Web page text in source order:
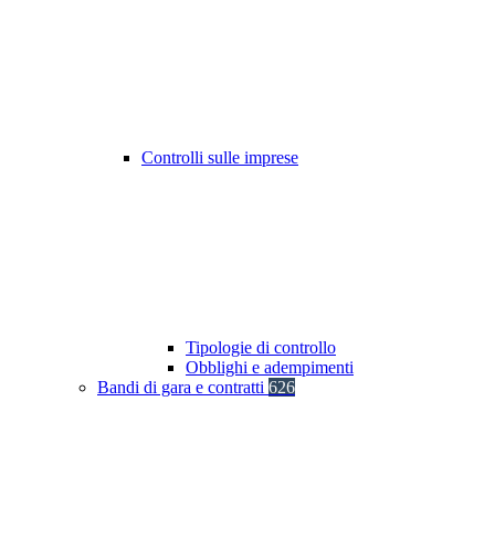
Controlli sulle imprese
Tipologie di controllo
Obblighi e adempimenti
Bandi di gara e contratti 626